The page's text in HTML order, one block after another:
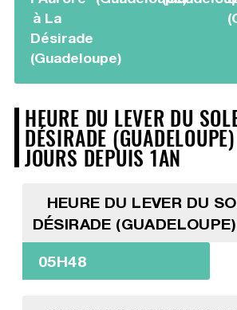
à La
Désirade
(Guadeloupe)
HEURE DU LEVER DU
DÉSIRADE
JOURS DEPUIS 1AN
HEURE DU LEVER DU
DÉSIRADE
05H48